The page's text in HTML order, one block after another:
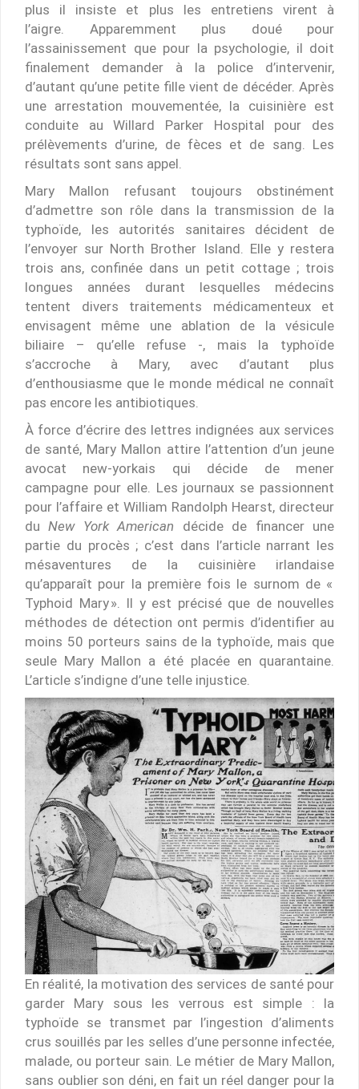
plus il insiste et plus les entretiens virent à
l’aigre. Apparemment plus doué pour
l’assainissement que pour la psychologie, il doit
finalement demander à la police d’intervenir,
d’autant qu’une petite fille vient de décéder. Après
une arrestation mouvementée, la cuisinière est
conduite au Willard Parker Hospital pour des
prélèvements d’urine, de fèces et de sang. Les
résultats sont sans appel.
Mary Mallon refusant toujours obstinément
d’admettre son rôle dans la transmission de la
typhoïde, les autorités sanitaires décident de
l’envoyer sur North Brother Island. Elle y restera
trois ans, confinée dans un petit cottage ; trois
longues années durant lesquelles médecins
tentent divers traitements médicamenteux et
envisagent même une ablation de la vésicule
biliaire – qu’elle refuse -, mais la typhoïde
s’accroche à Mary, avec d’autant plus
d’enthousiasme que le monde médical ne connaît
pas encore les antibiotiques.
À force d’écrire des lettres indignées aux services
de santé, Mary Mallon attire l’attention d’un jeune
avocat new-yorkais qui décide de mener
campagne pour elle. Les journaux se passionnent
pour l’affaire et William Randolph Hearst, directeur
duNew York American décide de financer une
partie du procès ; c’est dans l’article narrant les
mésaventures de la cuisinière irlandaise
qu’apparaît pour la première fois le surnom de «
Typhoid Mary ». Il y est précisé que de nouvelles
méthodes de détection ont permis d’identifier au
moins 50 porteurs sains de la typhoïde, mais que
seule Mary Mallon a été placée en quarantaine.
L’article s’indigne d’une telle injustice.
En réalité, la motivation des services de santé pour
garder Mary sous les verrous est simple : la
typhoïde se transmet par l’ingestion d’aliments
crus souillés par les selles d’une personne infectée,
malade, ou porteur sain. Le métier de Mary Mallon,
sans oublier son déni, en fait un réel danger pour la